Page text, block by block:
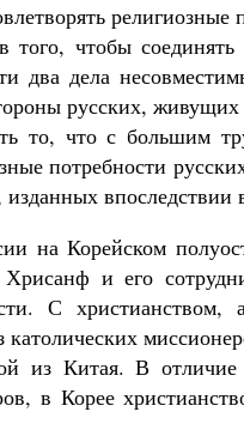
того, чтобы
два дела
русских, живущих
то, что с большим
потребности
впоследствии
на Корейском
и его
С
из Китая. В
в Корее